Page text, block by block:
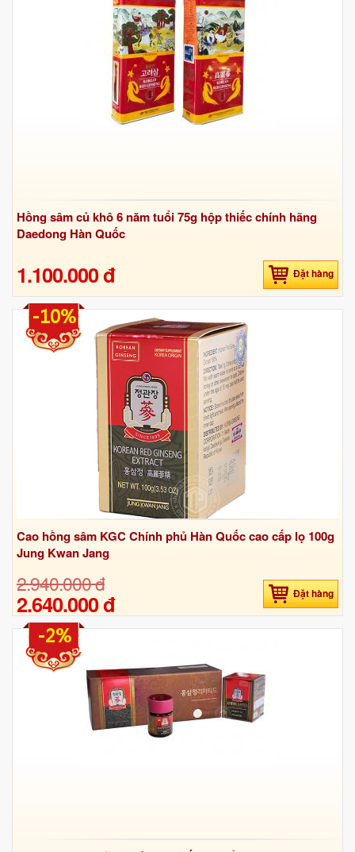
Hồng sâm củ khô 6 năm tuổi 75g hộp thiếc chính hãng
Daedong Hàn Quốc
1.100.000 đ Đặt hàng
Cao hồng sâm KGC Chính phủ Hàn Quốc cao cấp lọ 100g
Jung Kwan Jang
2.940.000 đ
2.640.000 đ Đặt hàng
-10%
-2%